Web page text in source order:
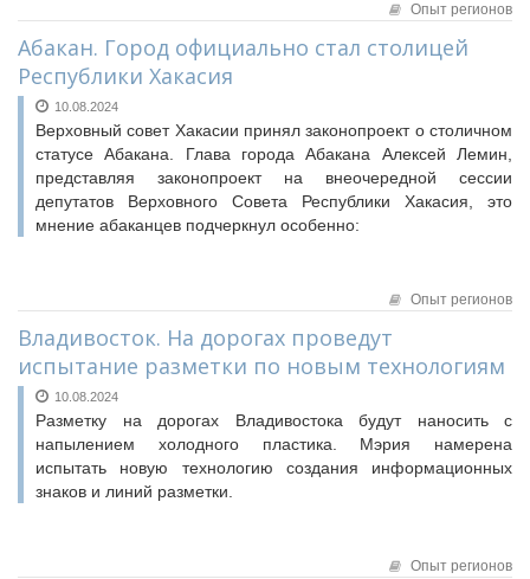
Опыт регионов
Абакан. Город официально стал столицей
Республики Хакасия
10.08.2024
Верховный совет Хакасии принял законопроект о столичном
статусе Абакана. Глава города Абакана Алексей Лемин,
представляя законопроект на внеочередной сессии
депутатов Верховного Совета Республики Хакасия, это
мнение абаканцев подчеркнул особенно:
Опыт регионов
Владивосток. На дорогах проведут
испытание разметки по новым технологиям
10.08.2024
Разметку на дорогах Владивостока будут наносить с
напылением холодного пластика. Мэрия намерена
испытать новую технологию создания информационных
знаков и линий разметки.
Опыт регионов